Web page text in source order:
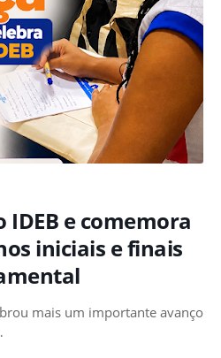
e comemora
iniciais e finais
mais um importante avanço